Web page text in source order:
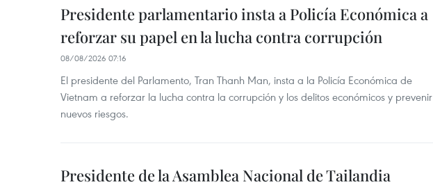
Presidente parlamentario insta a Policía Económica a
reforzar su papel en la lucha contra corrupción
08/08/2026 07:16
El presidente del Parlamento, Tran Thanh Man, insta a la Policía Económica de
Vietnam a reforzar la lucha contra la corrupción y los delitos económicos y prevenir
nuevos riesgos.
Presidente de la Asamblea Nacional de Tailandia